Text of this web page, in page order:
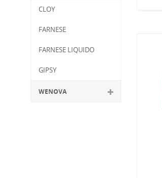
CLOY
FARNESE
FARNESE LIQUIDO
GIPSY
WENOVA